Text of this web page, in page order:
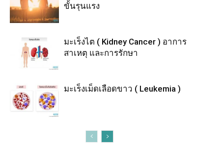
ขั้นรุนแรง
มะเร็งไต ( Kidney Cancer ) อาการ
สาเหตุ และการรักษา
มะเร็งเม็ดเลือดขาว ( Leukemia )